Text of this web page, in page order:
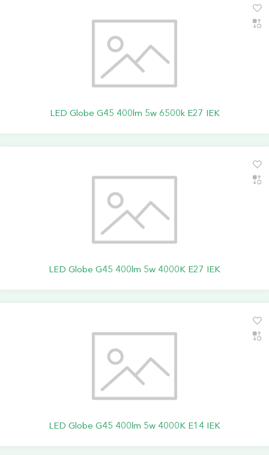
LED Globe G45 400lm 5w 6500k E27 IEK
LED Globe G45 400lm 5w 4000K E27 IEK
LED Globe G45 400lm 5w 4000K E14 IEK